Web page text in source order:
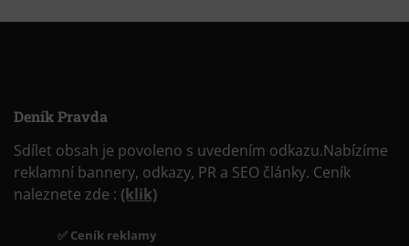
Deník Pravda
Sdílet obsah je povoleno s uvedením odkazu.Nabízíme
reklamní bannery, odkazy, PR a SEO články. Ceník
naleznete zde : (klik)
✅ Ceník reklamy